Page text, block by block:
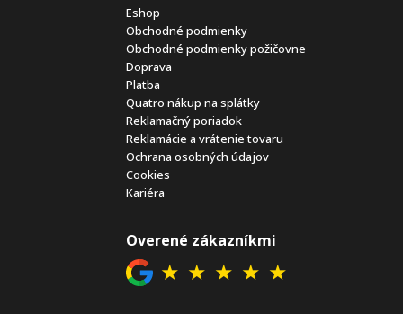
Eshop
Obchodné podmienky
Obchodné podmienky požičovne
Doprava
Platba
Quatro nákup na splátky
Reklamačný poriadok
Reklamácie a vrátenie tovaru
Ochrana osobných údajov
Cookies
Kariéra
Overené zákazníkmi
★ ★ ★ ★ ★